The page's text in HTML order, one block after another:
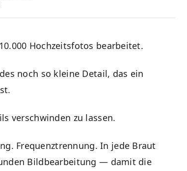
Hochzeitsfotos bearbeitet.
noch so kleine Detail, das ein
verschwinden zu lassen.
Frequenztrennung. In jede Braut
Bildbearbeitung — damit die